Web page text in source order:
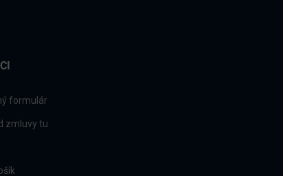
formulár
zmluvy tu